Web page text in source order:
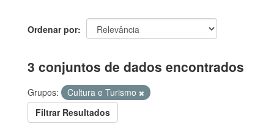
Ordenar por
3 conjuntos de dados encontrados
Grupos:
Cultura e Turismo
Filtrar Resultados